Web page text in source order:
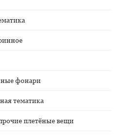
фонари
тематика
плетёные вещи